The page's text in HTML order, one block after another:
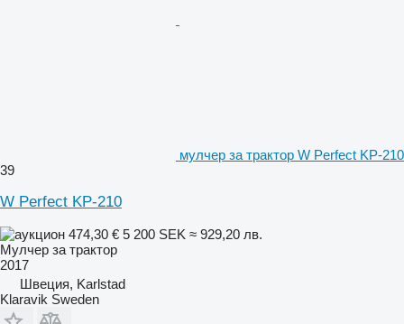
мулчер за трактор W Perfect KP-210
39
W Perfect KP-210
474,30 € 5 200 SEK ≈ 929,20 лв.
Мулчер за трактор
2017
Швеция, Karlstad
Klaravik Sweden